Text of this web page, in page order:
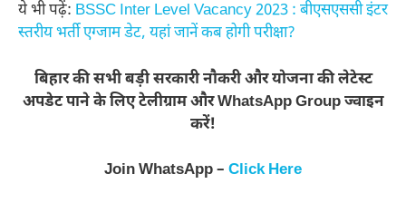
ये भी पढ़ें: BSSC Inter Level Vacancy 2023 : बीएसएससी इंटर
स्तरीय भर्ती एग्जाम डेट, यहां जानें कब होगी परीक्षा?
बिहार की सभी बड़ी सरकारी नौकरी और योजना की लेटेस्ट
अपडेट पाने के लिए टेलीग्राम और WhatsApp Group ज्वाइन
करें!
Join WhatsApp – Click Here